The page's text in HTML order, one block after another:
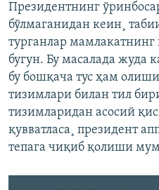
Президентнинг
бўлмаганидан кеин¸
турганлар
бугун. Бу масалада жуда
бу бошқача тус ҳам
тизимлари билан тил
тизимларидан асосий
қувватласа¸ президент
тепага чиқиб қолиши